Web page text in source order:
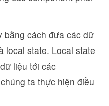
bằng cách đưa các dữ
local state. Local state
liệu tới các
ta thực hiện điều